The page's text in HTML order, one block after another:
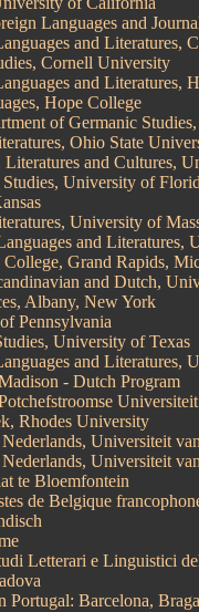
Languages and
and Literatures,
Cornell University
and Literatures,
Hope College
of Germanic
Ohio State
Literatures and Cultures,
University of
University of
and Literatures,
Grand Rapids,
and Dutch,
Albany, New York
Pennsylvania
University of Texas
and Literatures,
- Dutch Program
Universiteit
Rhodes University
Universiteit
Universiteit
te Bloemfontein
de Belgique
Letterari e Linguistici
Portugal: Barcelona, Braga